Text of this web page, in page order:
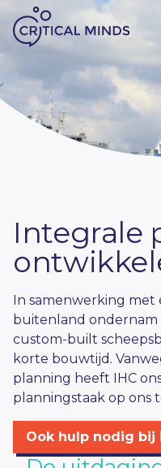
Ga naar de inhoud
Integrale
In samenwerking
buitenland ondernam
custom-built
korte bouwtijd.
planning heeft IHC
planningstaak op ons
Ook hulp nodig bij